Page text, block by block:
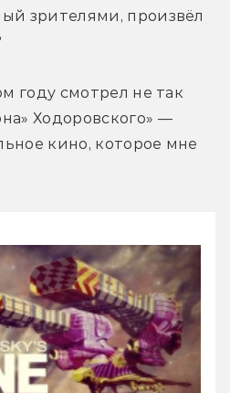
зрителями, произвёл
году смотрел не так
Ходоровского» —
кино, которое мне